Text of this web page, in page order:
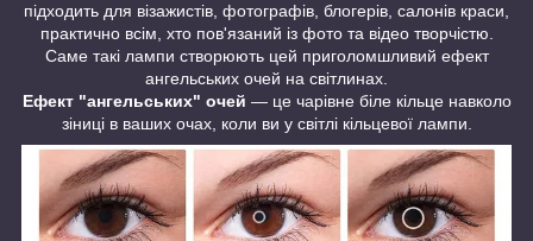
підходить для візажистів, фотографів, блогерів, салонів краси,
практично всім, хто пов'язаний із фото та відео творчістю.
Саме такі лампи створюють цей приголомшливий ефект
ангельських очей на світлинах.
Ефект "ангельських" очей — це чарівне біле кільце навколо
зіниці в ваших очах, коли ви у світлі кільцевої лампи.